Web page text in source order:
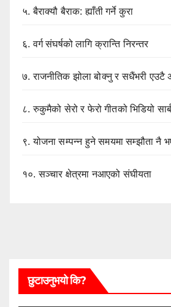
५.बैराक्यौ बैराक: ह्याँती गर्ने कुरा
६.वर्ग संघर्षको लागि क्रान्ति निरन्तर
७.राजनीतिक झोला बोक्नु र सधैंभरी एउटै
८.रुकुमैको सेरो र फेरो गीतको भिडियो
९.योजना सम्पन्न हुने समयमा सम्झौता नै
१०.सञ्चार क्षेत्रमा नआएको संघीयता
छुटाउनुभयो कि?